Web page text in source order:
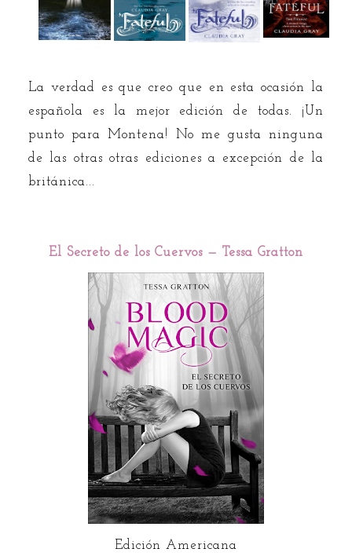
La verdad es que creo que en esta ocasión la
española es la mejor edición de todas. ¡Un
punto para Montena! No me gusta ninguna
de las otras otras ediciones a excepción de la
británica...
El Secreto de los Cuervos — Tessa Gratton
Edición Americana